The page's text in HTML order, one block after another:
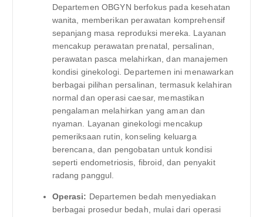
Departemen OBGYN berfokus pada kesehatan
wanita, memberikan perawatan komprehensif
sepanjang masa reproduksi mereka. Layanan
mencakup perawatan prenatal, persalinan,
perawatan pasca melahirkan, dan manajemen
kondisi ginekologi. Departemen ini menawarkan
berbagai pilihan persalinan, termasuk kelahiran
normal dan operasi caesar, memastikan
pengalaman melahirkan yang aman dan
nyaman. Layanan ginekologi mencakup
pemeriksaan rutin, konseling keluarga
berencana, dan pengobatan untuk kondisi
seperti endometriosis, fibroid, dan penyakit
radang panggul.
Operasi: Departemen bedah menyediakan
berbagai prosedur bedah, mulai dari operasi